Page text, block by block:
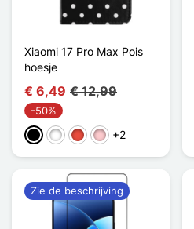
Xiaomi 17 Pro Max Pois
hoesje
€ 6,49 € 12,99
-50%
ZwartWit RoodRoze+2
Zie de beschrijving